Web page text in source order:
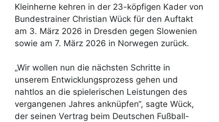
Kleinherne kehren in der 23-köpfigen Kader von
Bundestrainer Christian Wück für den Auftakt
am 3. März 2026 in Dresden gegen Slowenien
sowie am 7. März 2026 in Norwegen zurück.
„Wir wollen nun die nächsten Schritte in
unserem Entwicklungsprozess gehen und
nahtlos an die spielerischen Leistungen des
vergangenen Jahres anknüpfen“, sagte Wück,
der seinen Vertrag beim Deutschen Fußball-